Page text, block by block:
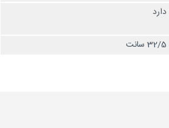
دارد
32/5 سانت